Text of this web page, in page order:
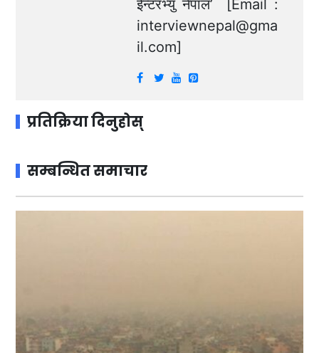
ईन्टरभ्यु नेपाल’ [Email :
interviewnepal@gma
il.com]
प्रतिक्रिया दिनुहोस्
सम्बन्धित समाचार